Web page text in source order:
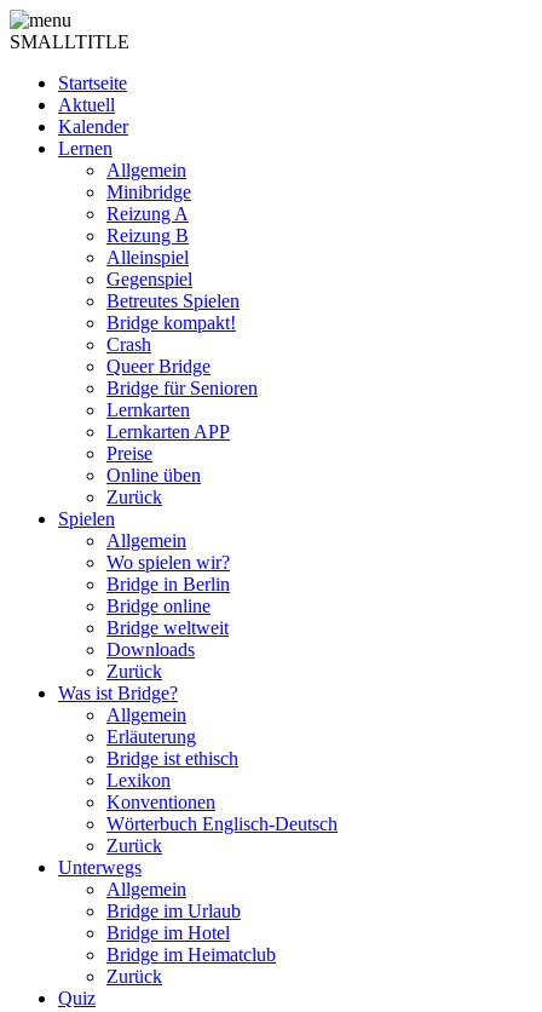
SMALLTITLE
Startseite
Aktuell
Kalender
Lernen
Allgemein
Minibridge
Reizung A
Reizung B
Alleinspiel
Gegenspiel
Betreutes Spielen
Bridge kompakt!
Crash
Queer Bridge
Bridge für Senioren
Lernkarten
Lernkarten APP
Preise
Online üben
Zurück
Spielen
Allgemein
Wo spielen wir?
Bridge in Berlin
Bridge online
Bridge weltweit
Downloads
Zurück
Was ist Bridge?
Allgemein
Erläuterung
Bridge ist ethisch
Lexikon
Konventionen
Wörterbuch Englisch-Deutsch
Zurück
Unterwegs
Allgemein
Bridge im Urlaub
Bridge im Hotel
Bridge im Heimatclub
Zurück
Quiz